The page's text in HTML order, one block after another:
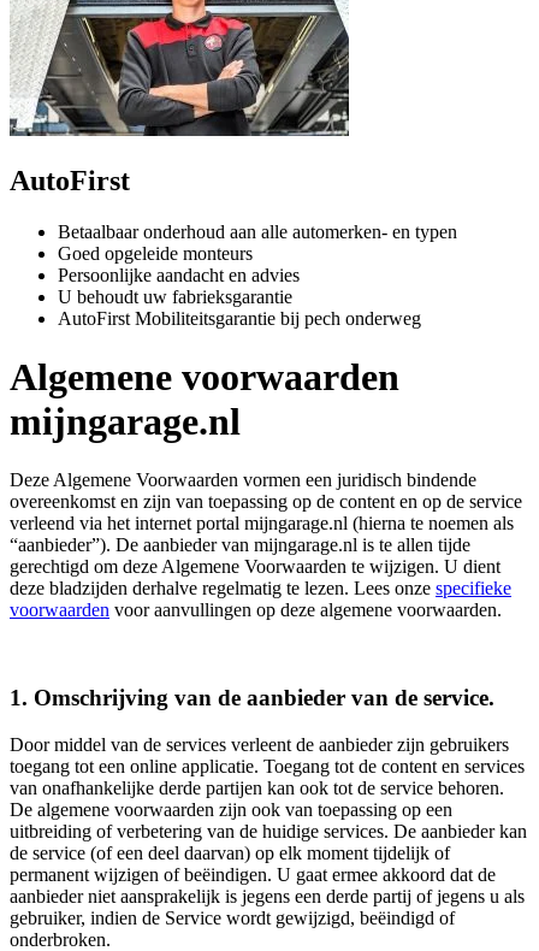
AutoFirst
Betaalbaar onderhoud aan alle automerken- en typen
Goed opgeleide monteurs
Persoonlijke aandacht en advies
U behoudt uw fabrieksgarantie
AutoFirst Mobiliteitsgarantie bij pech onderweg
Algemene voorwaarden
mijngarage.nl
Deze Algemene Voorwaarden vormen een juridisch bindende
overeenkomst en zijn van toepassing op de content en op de service
verleend via het internet portal mijngarage.nl (hierna te noemen als
“aanbieder”). De aanbieder van mijngarage.nl is te allen tijde
gerechtigd om deze Algemene Voorwaarden te wijzigen. U dient
deze bladzijden derhalve regelmatig te lezen. Lees onze specifieke
voorwaarden voor aanvullingen op deze algemene voorwaarden.
1. Omschrijving van de aanbieder van de service.
Door middel van de services verleent de aanbieder zijn gebruikers
toegang tot een online applicatie. Toegang tot de content en services
van onafhankelijke derde partijen kan ook tot de service behoren.
De algemene voorwaarden zijn ook van toepassing op een
uitbreiding of verbetering van de huidige services. De aanbieder kan
de service (of een deel daarvan) op elk moment tijdelijk of
permanent wijzigen of beëindigen. U gaat ermee akkoord dat de
aanbieder niet aansprakelijk is jegens een derde partij of jegens u als
gebruiker, indien de Service wordt gewijzigd, beëindigd of
onderbroken.